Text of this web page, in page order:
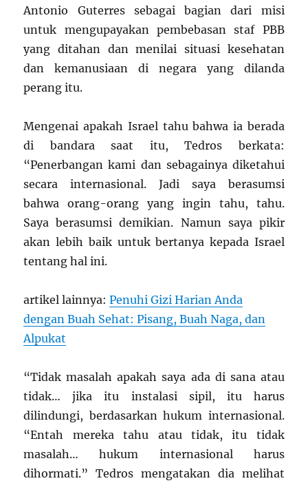
Antonio Guterres sebagai bagian dari misi
untuk mengupayakan pembebasan staf PBB
yang ditahan dan menilai situasi kesehatan
dan kemanusiaan di negara yang dilanda
perang itu.
Mengenai apakah Israel tahu bahwa ia berada
di bandara saat itu, Tedros berkata:
“Penerbangan kami dan sebagainya diketahui
secara internasional. Jadi saya berasumsi
bahwa orang-orang yang ingin tahu, tahu.
Saya berasumsi demikian. Namun saya pikir
akan lebih baik untuk bertanya kepada Israel
tentang hal ini.
artikel lainnya:Penuhi Gizi Harian Anda
dengan Buah Sehat: Pisang, Buah Naga, dan
Alpukat
“Tidak masalah apakah saya ada di sana atau
tidak… jika itu instalasi sipil, itu harus
dilindungi, berdasarkan hukum internasional.
“Entah mereka tahu atau tidak, itu tidak
masalah… hukum internasional harus
dihormati.” Tedros mengatakan dia melihat